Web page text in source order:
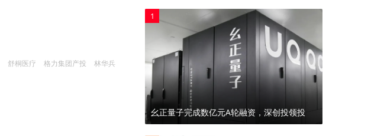
舒桐医疗 格力集团产投 林华兵
1
幺正量子完成数亿元A轮融资，深创投领投